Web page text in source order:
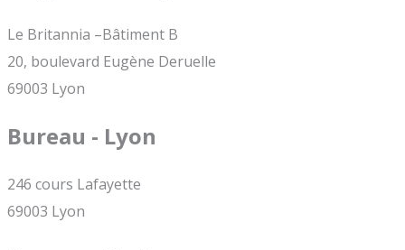
Le Britannia –Bâtiment B
20, boulevard Eugène Deruelle
69003 Lyon
Bureau - Lyon
246 cours Lafayette
69003 Lyon